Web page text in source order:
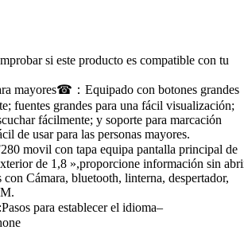
si este producto es compatible con tu
mayores☎：Equipado con botones grandes
fuentes grandes para una fácil visualización;
fácilmente; y soporte para marcación
de usar para las personas mayores.
movil con tapa equipa pantalla principal de
de 1,8 »,proporcione información sin
Cámara, bluetooth, linterna, despertador,
para establecer el idioma–